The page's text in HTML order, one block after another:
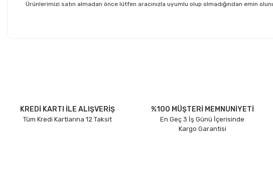
Ürünlerimizi satın almadan önce lütfen aracınızla uyumlu olup olmadığından emin
Ürün bilgilerinde hatalar bulunuyor.
Ürün fiyatı diğer sitelerden daha pahalı.
KREDİ KARTI İLE ALIŞVERİŞ
Tüm Kredi Kartlarına 12 Taksit
%100 MÜŞTERİ MEMNUNİYETİ
En Geç 3 İş Günü İçerisinde
Kargo Garantisi